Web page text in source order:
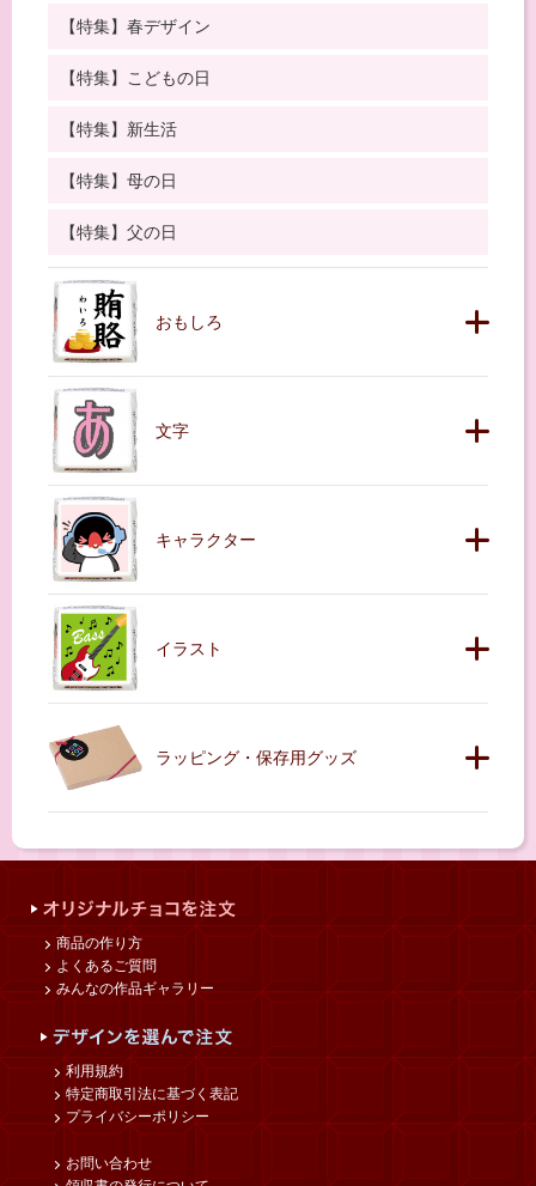
【特集】春デザイン
【特集】こどもの日
【特集】新生活
【特集】母の日
【特集】父の日
おもしろ
文字
キャラクター
イラスト
ラッピング・保存用グッズ
商品の作り方
よくあるご質問
みんなの作品ギャラリー
利用規約
特定商取引法に基づく表記
プライバシーポリシー
お問い合わせ